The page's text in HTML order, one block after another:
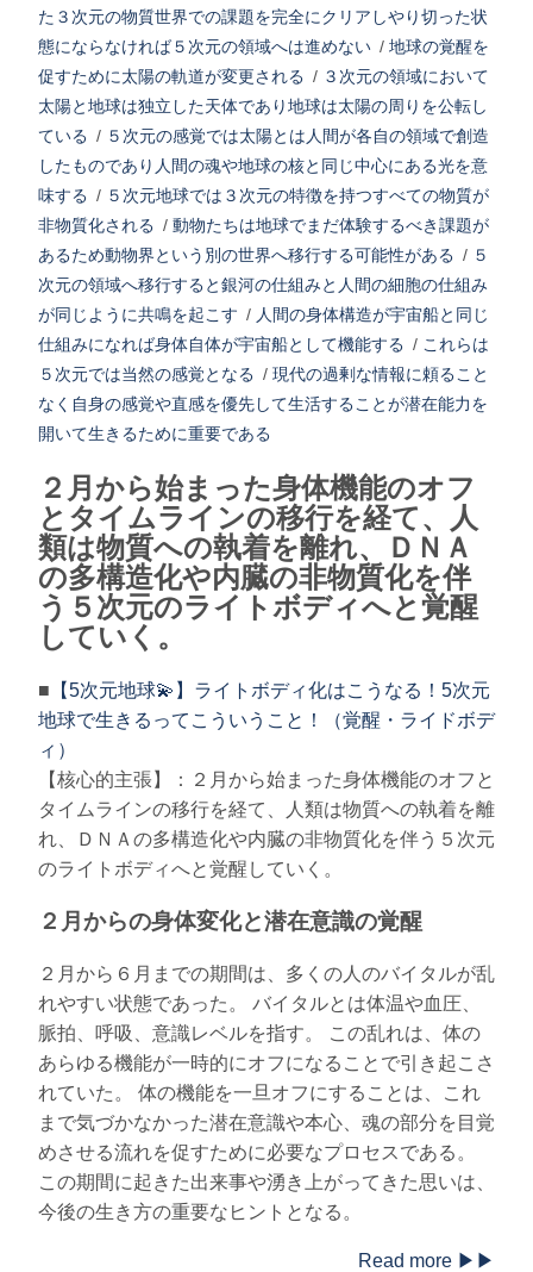
た３次元の物質世界での課題を完全にクリアしやり切った状
態にならなければ５次元の領域へは進めない / 地球の覚醒を
促すために太陽の軌道が変更される / ３次元の領域において
太陽と地球は独立した天体であり地球は太陽の周りを公転し
ている / ５次元の感覚では太陽とは人間が各自の領域で創造
したものであり人間の魂や地球の核と同じ中心にある光を意
味する / ５次元地球では３次元の特徴を持つすべての物質が
非物質化される / 動物たちは地球でまだ体験するべき課題が
あるため動物界という別の世界へ移行する可能性がある / ５
次元の領域へ移行すると銀河の仕組みと人間の細胞の仕組み
が同じように共鳴を起こす / 人間の身体構造が宇宙船と同じ
仕組みになれば身体自体が宇宙船として機能する / これらは
５次元では当然の感覚となる / 現代の過剰な情報に頼ること
なく自身の感覚や直感を優先して生活することが潜在能力を
開いて生きるために重要である
２月から始まった身体機能のオフ
とタイムラインの移行を経て、人
類は物質への執着を離れ、ＤＮＡ
の多構造化や内臓の非物質化を伴
う５次元のライトボディへと覚醒
していく。
■ 【5次元地球💫】ライトボディ化はこうなる！5次元
地球で生きるってこういうこと！（覚醒・ライドボデ
ィ）
【核心的主張】：２月から始まった身体機能のオフと
タイムラインの移行を経て、人類は物質への執着を離
れ、ＤＮＡの多構造化や内臓の非物質化を伴う５次元
のライトボディへと覚醒していく。
２月からの身体変化と潜在意識の覚醒
２月から６月までの期間は、多くの人のバイタルが乱
れやすい状態であった。 バイタルとは体温や血圧、
脈拍、呼吸、意識レベルを指す。 この乱れは、体の
あらゆる機能が一時的にオフになることで引き起こさ
れていた。 体の機能を一旦オフにすることは、これ
まで気づかなかった潜在意識や本心、魂の部分を目覚
めさせる流れを促すために必要なプロセスである。
この期間に起きた出来事や湧き上がってきた思いは、
今後の生き方の重要なヒントとなる。
Read more ▶▶